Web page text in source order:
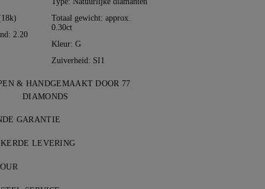
2.20
Totaal gewicht: approx.
0.30ct
Kleur: G
Zuiverheid: SI1
& HANDGEMAAKT DOOR 77
DIAMONDS
tot leven gebracht
GARANTIE
bij 77 Diamonds ontvang je een
Zie onze
LEVERING
zijn gratis, ongeacht waar u woont.
tevreden, dan kun je je aankoop